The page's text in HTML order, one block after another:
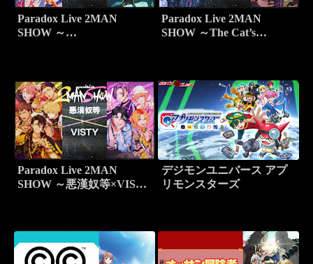
Paradox Live 2MAN
SHOW ～
Paradox Live 2MAN
SHOW ～The Cat’s
Paradox Live 2MAN
SHOW ～悪漢奴等×VISTY
デジモンユニバース アプ
リモンスターズ